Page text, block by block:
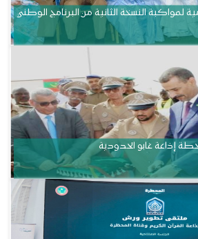
لمواكبة النسخة الثانية من البرنامج الوطني
محطة إذاعة غابو الحدودية